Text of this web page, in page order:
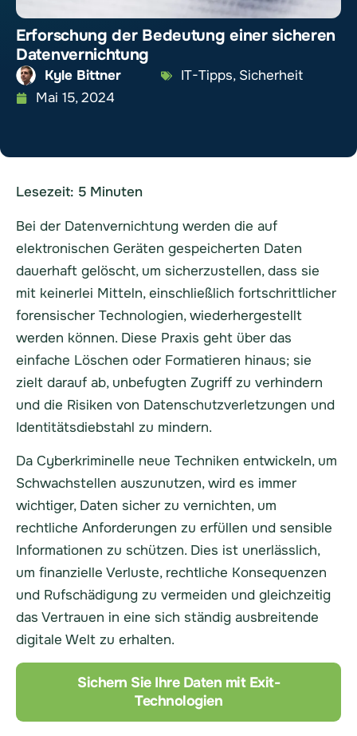
Erforschung der Bedeutung einer sicheren
Datenvernichtung
Kyle Bittner IT-Tipps, Sicherheit
Mai 15, 2024
Lesezeit: 5 Minuten
Bei der Datenvernichtung werden die auf
elektronischen Geräten gespeicherten Daten
dauerhaft gelöscht, um sicherzustellen, dass sie
mit keinerlei Mitteln, einschließlich fortschrittlicher
forensischer Technologien, wiederhergestellt
werden können. Diese Praxis geht über das
einfache Löschen oder Formatieren hinaus; sie
zielt darauf ab, unbefugten Zugriff zu verhindern
und die Risiken von Datenschutzverletzungen und
Identitätsdiebstahl zu mindern.
Da Cyberkriminelle neue Techniken entwickeln, um
Schwachstellen auszunutzen, wird es immer
wichtiger, Daten sicher zu vernichten, um
rechtliche Anforderungen zu erfüllen und sensible
Informationen zu schützen. Dies ist unerlässlich,
um finanzielle Verluste, rechtliche Konsequenzen
und Rufschädigung zu vermeiden und gleichzeitig
das Vertrauen in eine sich ständig ausbreitende
digitale Welt zu erhalten.
Sichern Sie Ihre Daten mit Exit-
Technologien